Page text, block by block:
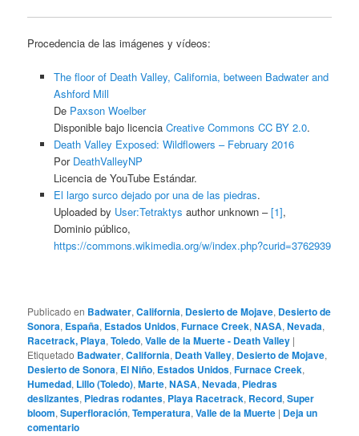
Procedencia de las imágenes y vídeos:
The floor of Death Valley, California, between Badwater and
Ashford Mill
De Paxson Woelber
Disponible bajo licencia Creative Commons CC BY 2.0.
Death Valley Exposed: Wildflowers – February 2016
Por DeathValleyNP
Licencia de YouTube Estándar.
El largo surco dejado por una de las piedras.
Uploaded by User:Tetraktys author unknown –[1],
Dominio público,
https://commons.wikimedia.org/w/index.php?curid=3762939
Publicado en Badwater,California, Desierto de Mojave, Desierto de
Sonora, España, Estados Unidos,Furnace Creek,NASA,Nevada,
Racetrack, Playa,Toledo,Valle de la Muerte - Death Valley |
Etiquetado Badwater,California, Death Valley, Desierto de Mojave,
Desierto de Sonora, El Niño, Estados Unidos,Furnace Creek,
Humedad, Lillo (Toledo),Marte,NASA,Nevada, Piedras
deslizantes, Piedras rodantes, Playa Racetrack, Record,Super
bloom,Superfloración,Temperatura,Valle de la Muerte | Deja un
comentario